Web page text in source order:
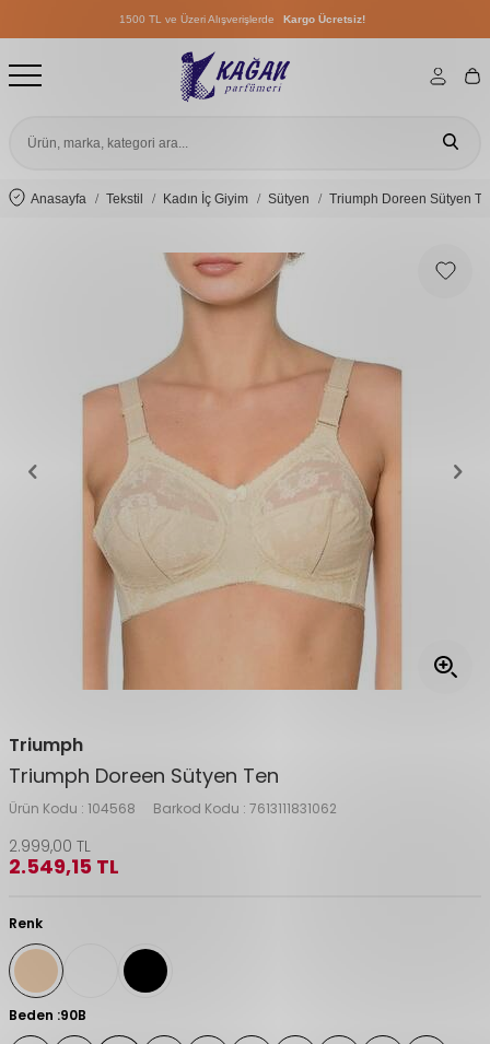
1500 TL ve Üzeri Alışverişlerde Kargo Ücretsiz!
1500 TL ve Üzeri Alışverişlerde
1500 TL ve Üzeri Alışverişlerde
Anasayfa Tekstil Kadın İç Giyim Sütyen Triumph Doreen Sütyen
Triumph
Triumph Doreen Sütyen Ten
Ürün Kodu : 104568 Barkod Kodu : 7613111831062
2.999,00 TL
2.549,15 TL
Renk
Beden :90B